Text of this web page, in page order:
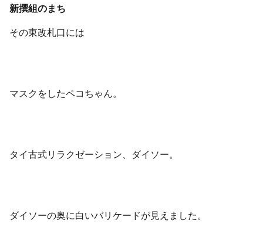
新撰組のまち
その東改札口には
マスクをしたペコちゃん。
タイ古式リラクゼーション、ダイソー。
ダイソーの奥に白いバリケードが見えました。